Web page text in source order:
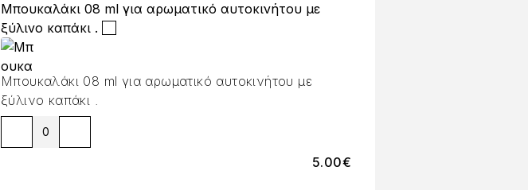
Μπουκαλάκι 08 ml για αρωματικό αυτοκινήτου με
ξύλινο καπάκι .
Μπουκαλάκι 08 ml για αρωματικό αυτοκινήτου με
ξύλινο καπάκι .
5.00€